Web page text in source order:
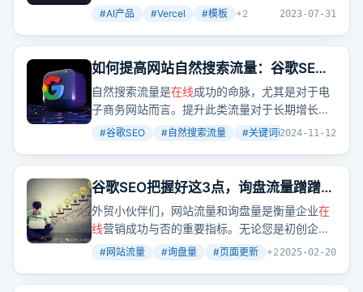
过在线体验demo站点，可以快速选出所需的AI产
速部署的。
#AI产品 #Vercel #模板 +2 2023-07-31
如何提高网站自然搜索流量：谷歌SEO
成功指南
自然搜索流量是在线成功的命脉，尤其是对于电
子商务网站而言。提升此类流量对于长期增长和
知名度至关重要。本指南将为您提供简单或有效
访问您的网站。
#谷歌SEO #自然搜索流量 #关键词研究 +2
2024-11-12
谷歌SEO把握好这3点，询盘流量蹭蹭上
涨！
外贸小伙伴们，网站流量和询盘量是衡量企业在
线营销成功与否的重要指标。无论您是初创企业
还是成熟企业，肯定都希望自己的网站能够吸引
何才能让网站流量持续增长、询盘量不断攀升
#网站流量 #询盘量 #页面更新 +22025-02-20